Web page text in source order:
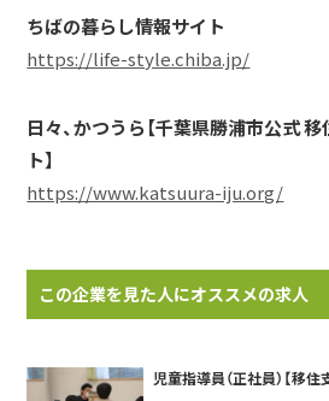
ちばの暮らし情報サイト
https://life-style.chiba.jp/
日々、かつうら【千葉県勝浦市公式
ト】
https://www.katsuura-iju.org/
この企業を見た人にオススメの求人
児童指導員（正社員）【移住